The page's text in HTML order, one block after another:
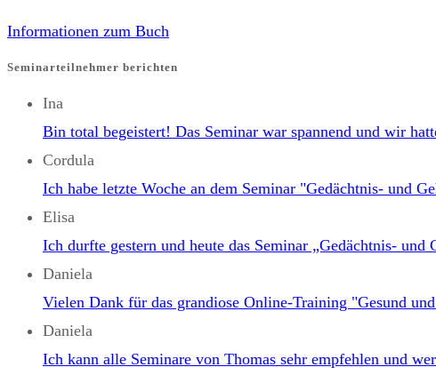
Informationen zum Buch
Seminarteilnehmer berichten
Ina
Bin total begeistert! Das Seminar war spannend und wir
Cordula
Ich habe letzte Woche an dem Seminar "Gedächtnis- und
Elisa
Ich durfte gestern und heute das Seminar „Gedächtnis-
Daniela
Vielen Dank für das grandiose Online-Training "Gesund
Daniela
Ich kann alle Seminare von Thomas sehr empfehlen und